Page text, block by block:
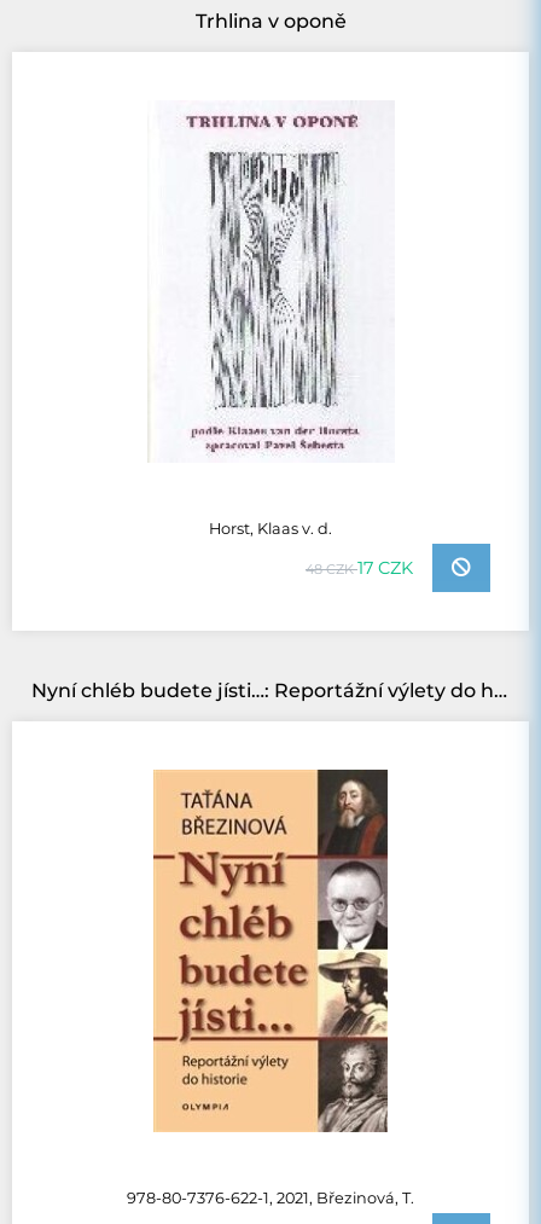
Trhlina v oponě
Horst, Klaas v. d.
48 CZK17 CZK
Nyní chléb budete jísti…: Reportážní výlety do historie
978-80-7376-622-1, 2021, Březinová, T.